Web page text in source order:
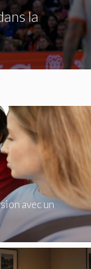
la
avec un